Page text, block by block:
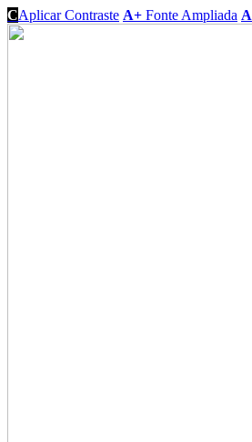
CAplicar Contraste A+ Fonte Ampliada A